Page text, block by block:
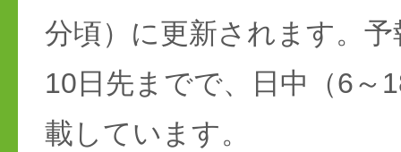
分頃）に更新されます。
10日先までで、日中（6～
載しています。